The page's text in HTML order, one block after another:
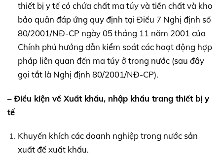
thiết bị y tế có chứa chất ma túy và tiền chất và kho
bảo quản đáp ứng quy định tại Điều 7 Nghị định số
80/2001/NĐ-CP ngày 05 tháng 11 năm 2001 của
Chính phủ hướng dẫn kiểm soát các hoạt động hợp
pháp liên quan đến ma túy ở trong nước (sau đây
gọi tắt là Nghị định 80/2001/NĐ-CP).
– Điều kiện về Xuất khẩu, nhập khẩu trang thiết bị y
tế
Khuyến khích các doanh nghiệp trong nước sản
xuất để xuất khẩu.